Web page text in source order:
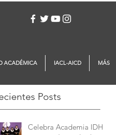
Posts
Celebra Academia IDH
ACADÉMICA IACL-AICD MÁS